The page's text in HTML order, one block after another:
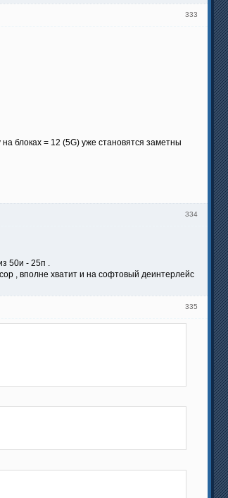
333
блоках = 12 (5G) уже становятся заметны
334
50и - 25п .
, вполне хватит и на софтовый деинтерлейс
335